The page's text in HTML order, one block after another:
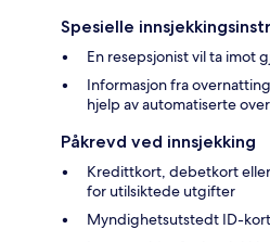
Spesielle
En resepsjonist vil ta imot
Informasjon fra
hjelp av automatiserte
Påkrevd ved innsjekking
Kredittkort, debetkort
for utilsiktede utgifter
Myndighetsutstedt ID-